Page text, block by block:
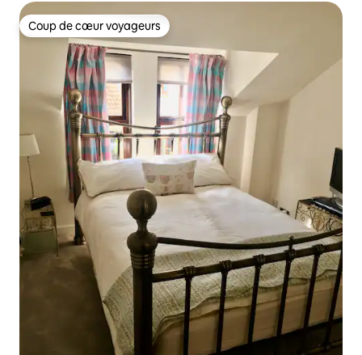
Coup de cœur voyageurs
Coup de cœur voyageurs